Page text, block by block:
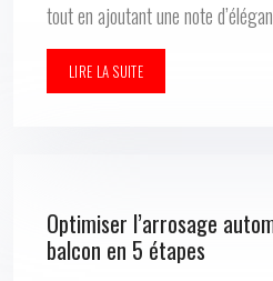
tout en ajoutant une note
LIRE LA SUITE
Optimiser l’arrosage
balcon en 5 étapes